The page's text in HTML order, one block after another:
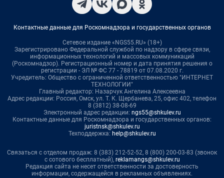
Контактные данные для Роскомнадзора и государственных органов
Сетевое издание «NGS55.RU» (18+)
Зарегистрировано Федеральной службой по надзору в сфере связи,
информационных технологий и массовых коммуникаций
(Роскомнадзор). Регистрационный номер и дата принятия решения о
регистрации - ЭЛ № ФС 77 - 78819 от 07.08.2020 г.
Учредитель: Общество с ограниченной ответственностью "ИНТЕРНЕТ
ТЕХНОЛОГИИ"
Главный редактор: Назарчук Ангелина Алексеевна
Адрес редакции: Россия, Омск, ул. Т. К. Щербанева, 25, офис 402, телефон
8 (3812) 38-08-69
Электронный адрес редакции: ngs55@shkulev.ru
Контактные данные для Роскомнадзора и государственных органов:
juristnsk@shkulev.ru
Техподдержка: help@shkulev.ru
Связаться с отделом продаж: 8 (383) 212-52-52, 8 (800) 200-03-83 (звонок
с сотового бесплатный), reklamangs@shkulev.ru
Редакция сайта не несет ответственности за достоверность
информации, содержащейся в рекламных объявлениях.